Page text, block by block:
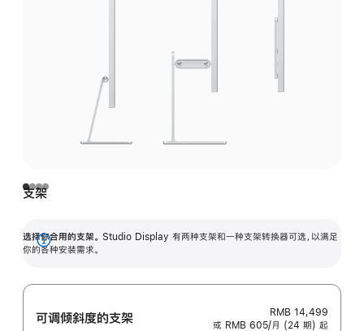
支架
选择你合用的支架。 Studio Display 有两种支架和一种支架转换器可选，以满足
你的各种安装需求。
展
可调倾斜度的支架
RMB 14,499
或 RMB 605/月 (24 期) 起